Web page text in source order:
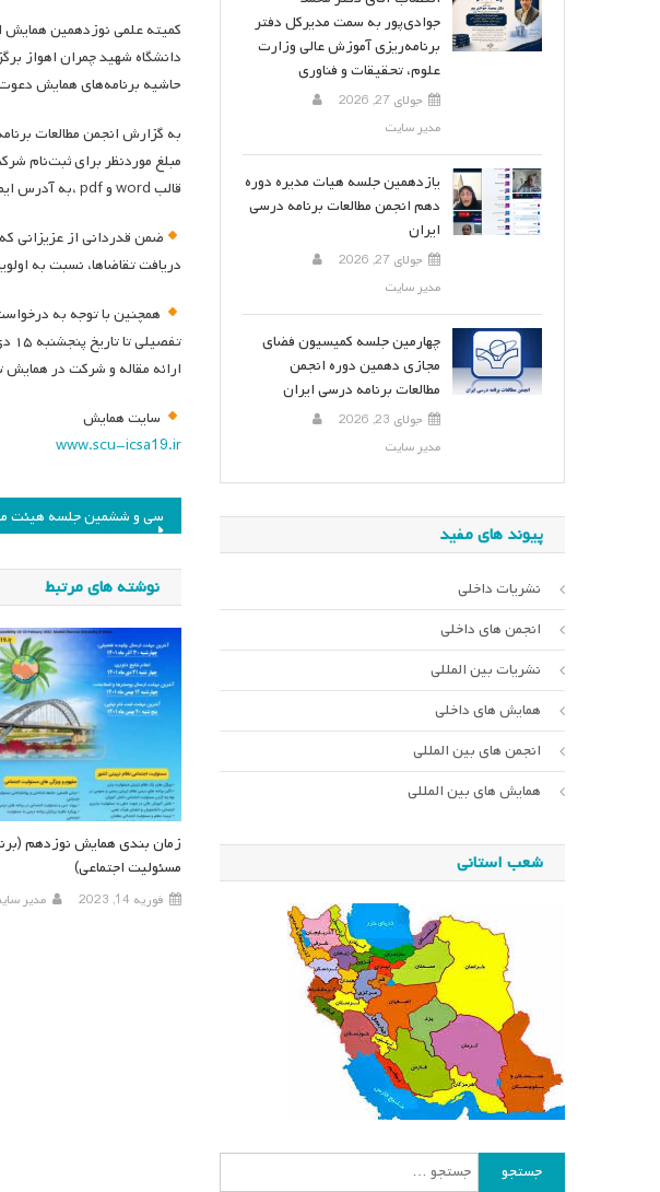
دانشگاه شهید چمران اهواز
حاشیه برنامه‌های همایش
به گزارش انجمن مطالعات
مبلغ موردنظر برای ثبت‌نام
قالب word و pdf ،به آدرس ایمیل دبیر علمی همایش( abdparsa@gmail.com) حداکثر تا تاریخ ۱۰ دی ماه ۱۴۰۱ ارسال فرمایند.
ضمن قدردانی از عزیزانی
دریافت تقاضاها، نسبت به
همچنین با توجه به
ارائه مقاله و شرکت در همایش
سایت همایش
www.scu-icsa19.ir
راهبری
نوشته
نوشته های مرتبط
زمان بندی همایش نوزدهم
مسئولیت اجتماعی)
فوریه 14, 2023 مدیر
جوادی‌پور به سمت مدیرکل دفتر
برنامه‌ریزی آموزش عالی وزارت
علوم، تحقیقات و فناوری
جولای 27, 2026
مدیر سایت
یازدهمین جلسه هیات مدیره دوره
دهم انجمن مطالعات برنامه درسی
ایران
جولای 27, 2026
مدیر سایت
چهارمین جلسه کمیسیون فضای
مجازی دهمین دوره انجمن
مطالعات برنامه درسی ایران
جولای 23, 2026
مدیر سایت
پیوند های مفید
نشریات داخلی
انجمن های داخلی
نشریات بین المللی
همایش های داخلی
انجمن های بین المللی
همایش های بین المللی
شعب استانی
جستجو